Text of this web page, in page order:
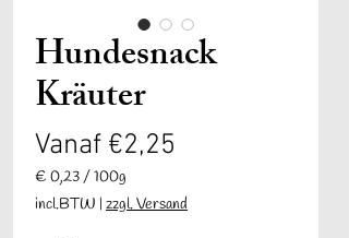
Hundesnack
Kräuter
Vanaf €2,25
€ 0,23/ 100g
€ 0,23
per
incl.BTW | zzgl. Versand